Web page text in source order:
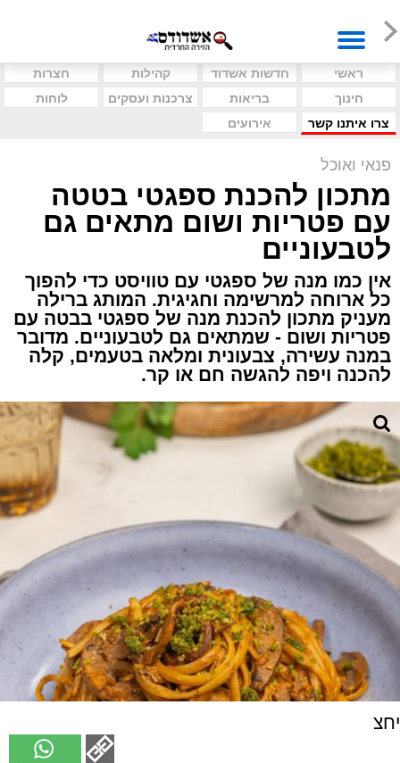
ראשי חדשות אשדוד קהילות
חצרות
חינוך
בריאות צרכנות ועסקים
לוחות
צרו איתנו קשר
אירועים
פנאי ואוכל
מתכון להכנת ספגטי בטטה
עם פטריות ושום מתאים גם
לטבעוניים
אין כמו מנה של ספגטי עם טוויסט כדי להפוך
כל ארוחה למרשימה וחגיגית. המותג ברילה
מעניק מתכון להכנת מנה של ספגטי בבטה עם
פטריות ושום - שמתאים גם לטבעוניים. מדובר
במנה עשירה, צבעונית ומלאה בטעמים, קלה
להכנה ויפה להגשה חם או קר.
יחצ